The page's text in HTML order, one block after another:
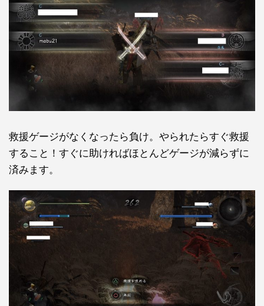
救援ゲージがなくなったら負け。やられたらすぐ救援
すること！すぐに助ければほとんどゲージが減らずに
済みます。